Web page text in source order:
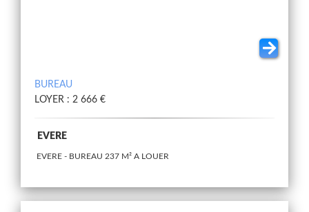
BUREAU
LOYER : 2 666 €
EVERE
EVERE - BUREAU 237 M² A LOUER